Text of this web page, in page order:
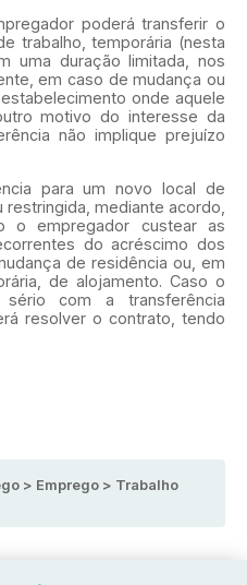
poderá transferir o
trabalho, temporária (nesta
uma duração limitada, nos
em caso de mudança ou
onde aquele
motivo do interesse da
não implique prejuízo
para um novo local de
mediante acordo,
o empregador custear as
do acréscimo dos
de residência ou, em
de alojamento. Caso o
sério com a transferência
resolver o contrato, tendo
> Emprego > Trabalho